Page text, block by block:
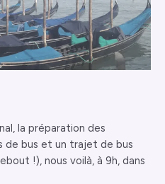
la préparation des
de bus et un trajet de bus
!), nous voilà, à 9h, dans